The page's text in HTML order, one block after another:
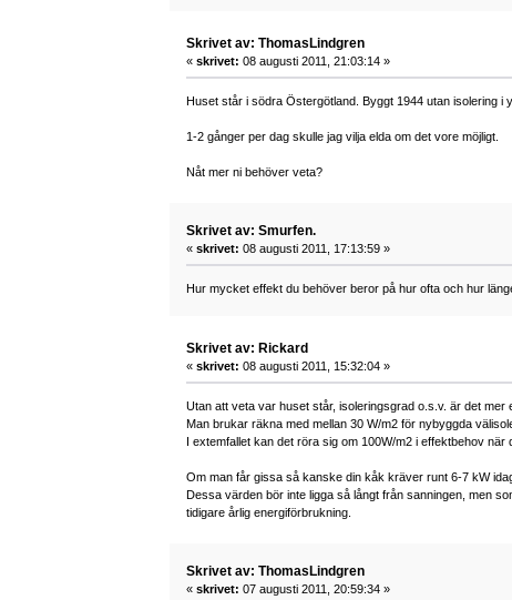
Skrivet av: ThomasLindgren
« skrivet: 08 augusti 2011, 21:03:14 »
Huset står i södra Östergötland. Byggt 1944 utan isolering i
1-2 gånger per dag skulle jag vilja elda om det vore möjligt.
Nåt mer ni behöver veta?
Skrivet av: Smurfen.
« skrivet: 08 augusti 2011, 17:13:59 »
Hur mycket effekt du behöver beror på hur ofta och hur
Skrivet av: Rickard
« skrivet: 08 augusti 2011, 15:32:04 »
Utan att veta var huset står, isoleringsgrad o.s.v. är det mer
Man brukar räkna med mellan 30 W/m2 för nybyggda
I extemfallet kan det röra sig om 100W/m2 i effektbehov
Om man får gissa så kanske din kåk kräver runt 6-7 kW
Dessa värden bör inte ligga så långt från sanningen, men
tidigare årlig energiförbrukning.
Skrivet av: ThomasLindgren
« skrivet: 07 augusti 2011, 20:59:34 »